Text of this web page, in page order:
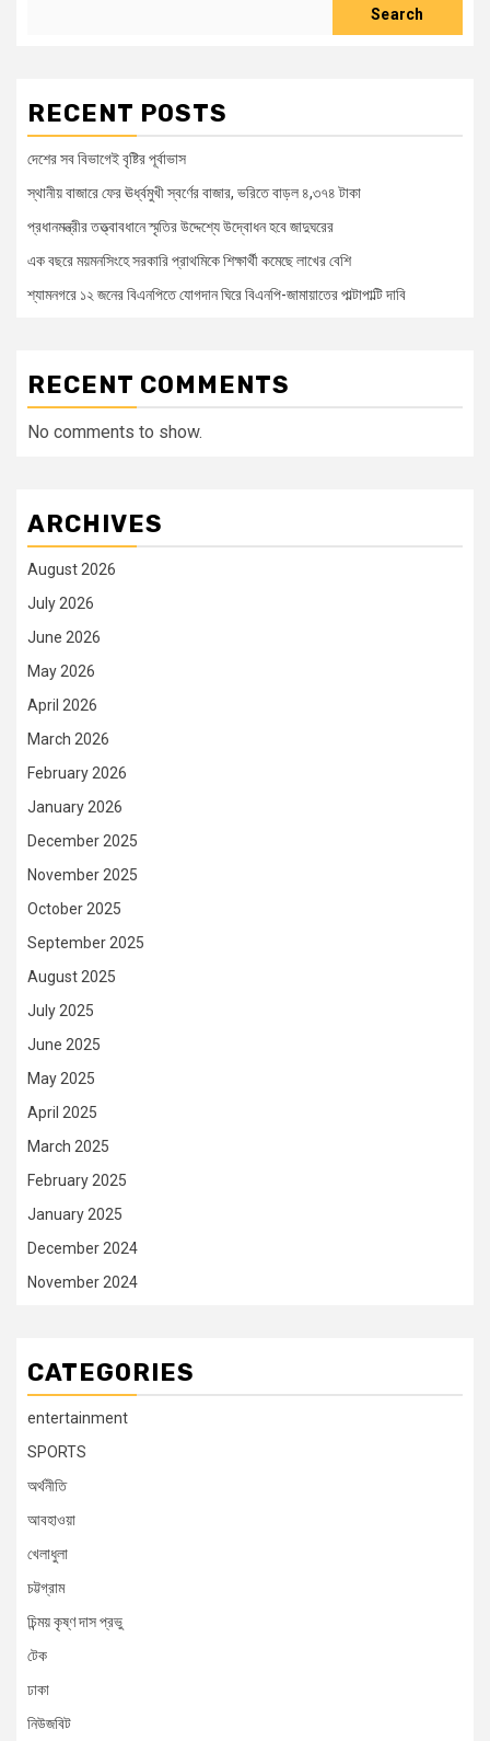
Search
RECENT POSTS
দেশের সব বিভাগেই বৃষ্টির পূর্বাভাস
স্থানীয় বাজারে ফের ঊর্ধ্বমুখী স্বর্ণের বাজার, ভরিতে বাড়ল ৪,৩৭৪ টাকা
প্রধানমন্ত্রীর তত্ত্বাবধানে স্মৃতির উদ্দেশ্যে উদ্বোধন হবে জাদুঘরের
এক বছরে ময়মনসিংহে সরকারি প্রাথমিকে শিক্ষার্থী কমেছে লাখের বেশি
শ্যামনগরে ১২ জনের বিএনপিতে যোগদান ঘিরে বিএনপি-জামায়াতের পাল্টাপাল্টি দাবি
RECENT COMMENTS
No comments to show.
ARCHIVES
August 2026
July 2026
June 2026
May 2026
April 2026
March 2026
February 2026
January 2026
December 2025
November 2025
October 2025
September 2025
August 2025
July 2025
June 2025
May 2025
April 2025
March 2025
February 2025
January 2025
December 2024
November 2024
CATEGORIES
entertainment
SPORTS
অর্থনীতি
আবহাওয়া
খেলাধুলা
চট্টগ্রাম
চিন্ময় কৃষ্ণ দাস প্রভু
টেক
ঢাকা
নিউজবিট